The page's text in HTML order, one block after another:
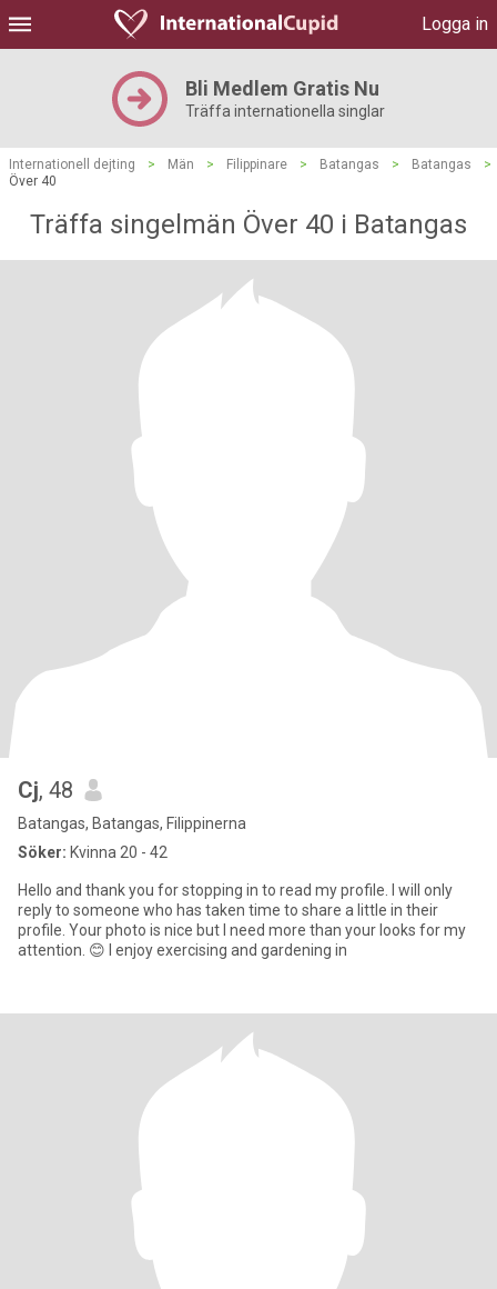
Logga in
Bli Medlem Gratis Nu
Träffa internationella singlar
Internationell dejting > Män > Filippinare > Batangas > Batangas
>
Över 40
Träffa singelmän Över 40 i Batangas
Cj, 48
Batangas, Batangas, Filippinerna
Söker: Kvinna 20 - 42
Hello and thank you for stopping in to read my profile. I will only
reply to someone who has taken time to share a little in their
profile. Your photo is nice but I need more than your looks for my
attention. 😊 I enjoy exercising and gardening in